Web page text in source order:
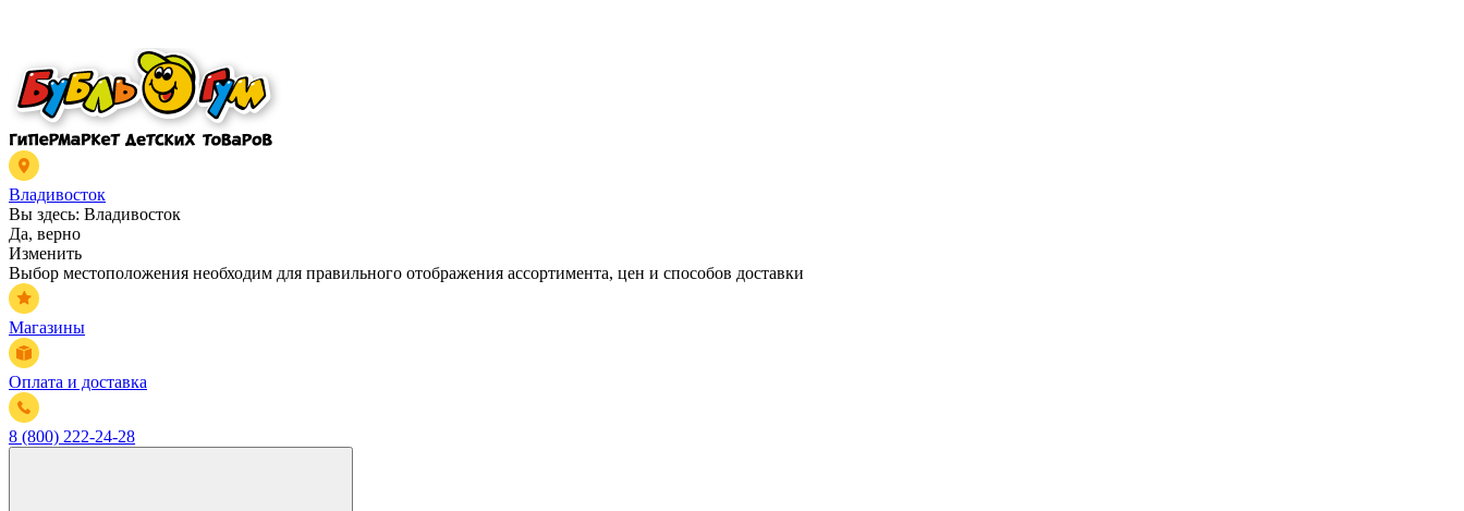
Владивосток
Вы здесь: Владивосток
Да, верно
Изменить
Выбор местоположения необходим для правильного отображения ассортимента, цен и способов доставки
Магазины
Оплата и доставка
8 (800) 222-24-28